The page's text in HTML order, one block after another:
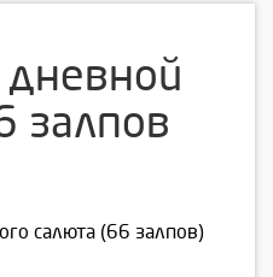
залпов
салюта (66 залпов)